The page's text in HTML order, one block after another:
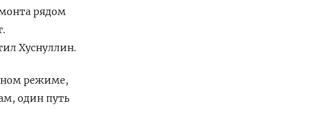
рядом
Хуснуллин.
режиме,
один путь